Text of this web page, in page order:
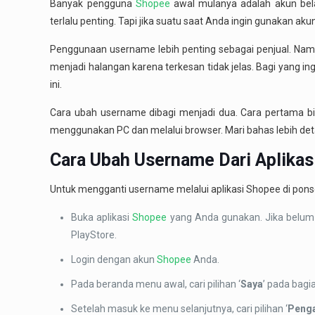
Banyak pengguna Shopee awal mulanya adalah akun
terlalu penting. Tapi jika suatu saat Anda ingin gunakan
Penggunaan username lebih penting sebagai penjual.
menjadi halangan karena terkesan tidak jelas. Bagi yang
ini.
Cara ubah username dibagi menjadi dua. Cara pertama
menggunakan PC dan melalui browser. Mari bahas lebih
Cara Ubah Username Dari
Untuk mengganti username melalui aplikasi Shopee di
Buka aplikasiShopee yang Anda gunakan. Jika
PlayStore.
Login dengan akunShopee Anda.
Pada beranda menu awal, cari pilihan ‘Saya’ pada
Setelah masuk ke menu selanjutnya, cari pilihan ‘